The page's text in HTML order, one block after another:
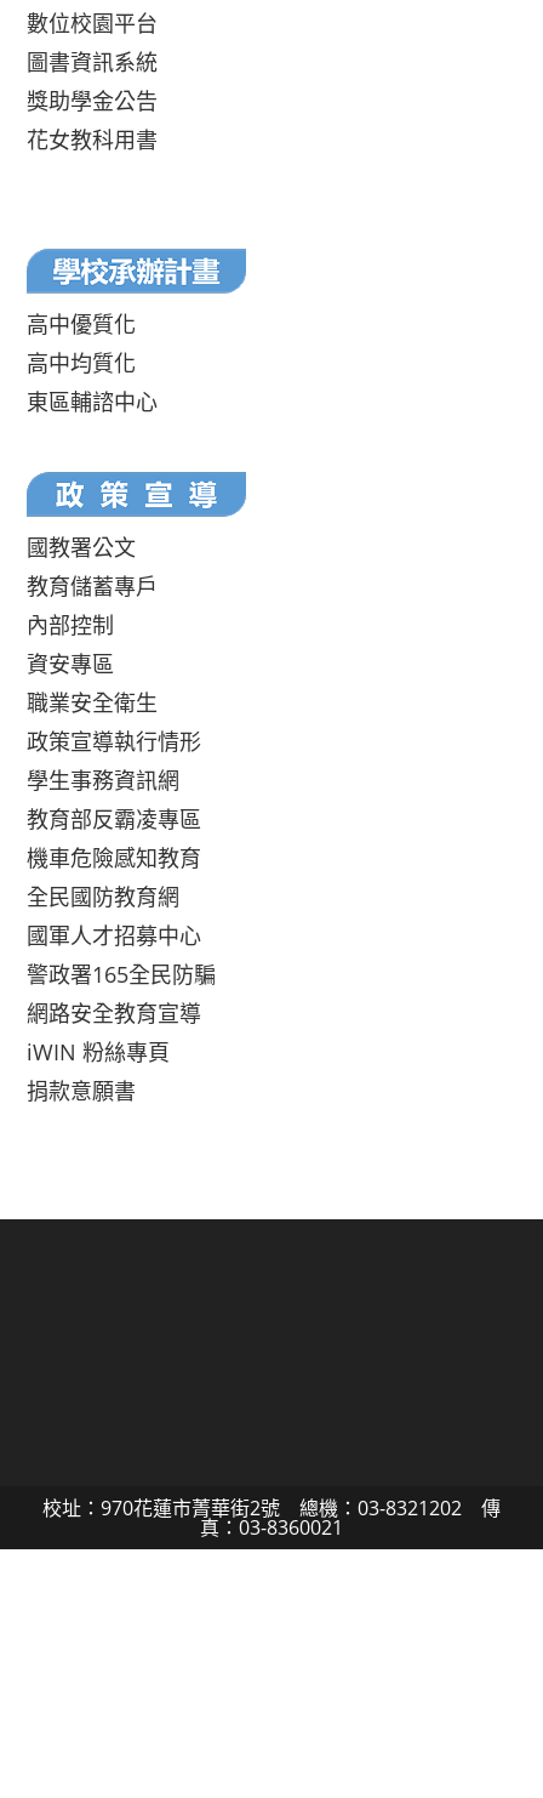
數位校園平台
圖書資訊系統
獎助學金公告
花女教科用書
高中優質化
高中均質化
東區輔諮中心
國教署公文
教育儲蓄專戶
內部控制
資安專區
職業安全衛生
政策宣導執行情形
學生事務資訊網
教育部反霸凌專區
機車危險感知教育
全民國防教育網
國軍人才招募中心
警政署165全民防騙
網路安全教育宣導
iWIN 粉絲專頁
捐款意願書
校址：970花蓮市菁華街2號 總機：03-8321202 傳
真：03-8360021